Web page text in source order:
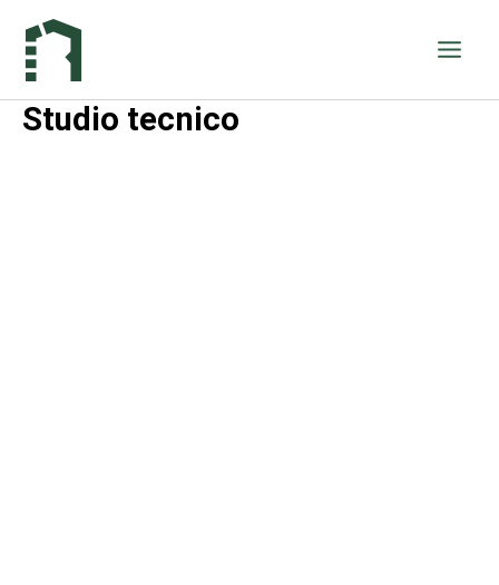
contenuto
Studio tecnico